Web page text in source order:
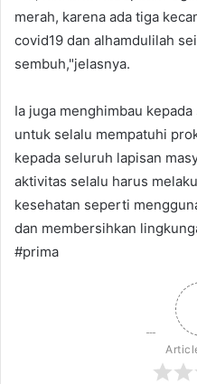
merah, karena ada tiga
covid19 dan alhamdulilah
sembuh,"jelasnya.
Ia juga menghimbau
untuk selalu mempatuhi
kepada seluruh lapisan
aktivitas selalu harus
kesehatan seperti
dan membersihkan
#prima